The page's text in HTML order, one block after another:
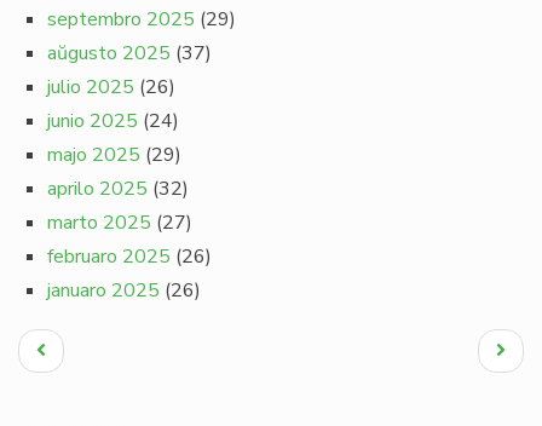
septembro 2025 (29)
aŭgusto 2025 (37)
julio 2025 (26)
junio 2025 (24)
majo 2025 (29)
aprilo 2025 (32)
marto 2025 (27)
februaro 2025 (26)
januaro 2025 (26)
Pagination
Antaŭa
paĝo
Next
page